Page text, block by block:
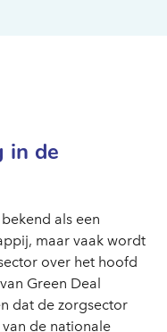
in de
als een
maar vaak wordt
over het hoofd
Green Deal
dat de zorgsector
de nationale